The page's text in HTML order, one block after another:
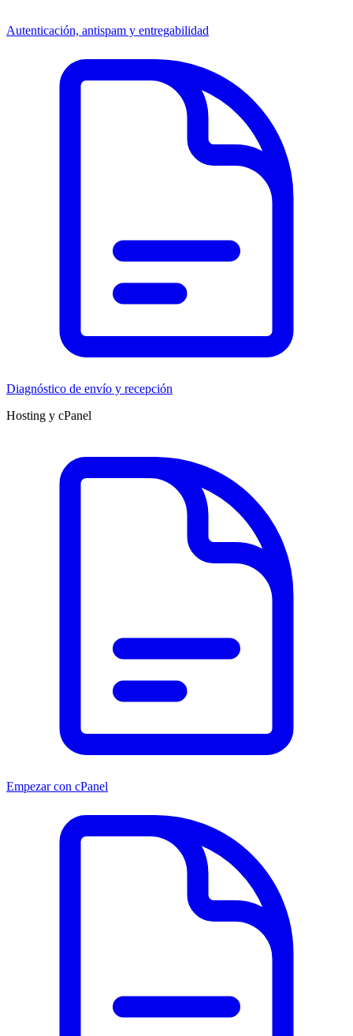
Autenticación, antispam y entregabilidad
Diagnóstico de envío y recepción
Hosting y cPanel
Empezar con cPanel